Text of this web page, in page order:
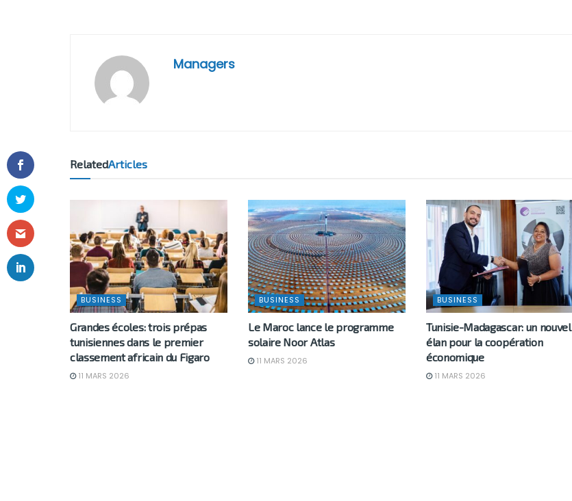
Managers
RelatedArticles
BUSINESS
Grandes écoles: trois prépas
tunisiennes dans le premier
classement africain du Figaro
11 MARS 2026
BUSINESS
Le Maroc lance le programme
solaire Noor Atlas
11 MARS 2026
BUSINESS
Tunisie-Madagascar: un nouvel
élan pour la coopération
économique
11 MARS 2026